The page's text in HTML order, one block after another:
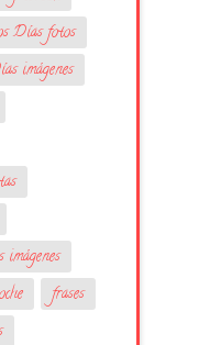
Días fotos
imágenes
imágenes
frases